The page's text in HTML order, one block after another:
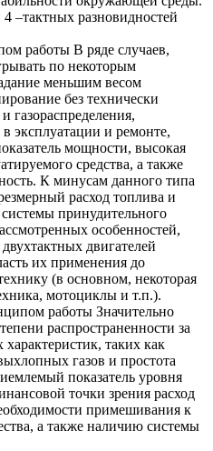
–тактных разновидностей
работы В ряде случаев,
по некоторым
меньшим весом
без технически
газораспределения,
в эксплуатации и ремонте,
мощности, высокая
средства, а также
К минусам данного типа
расход топлива и
принудительного
особенностей,
двигателей
их применения до
(в основном, некоторая
мотоциклы и т.п.).
работы Значительно
распространенности за
характеристик, таких как
газов и простота
показатель уровня
точки зрения расход
примешивания к
а также наличию системы